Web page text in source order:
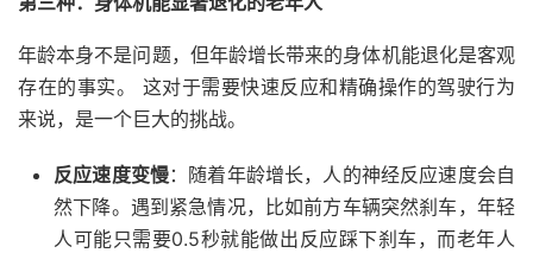
年龄本身不是问题，但年龄增长带来的身体机能退化是客观
存在的事实。 这对于需要快速反应和精确操作的驾驶行为
来说，是一个巨大的挑战。
反应速度变慢：随着年龄增长，人的神经反应速度会自
然下降。遇到紧急情况，比如前方车辆突然刹车，年轻
人可能只需要0.5秒就能做出反应踩下刹车，而老年人